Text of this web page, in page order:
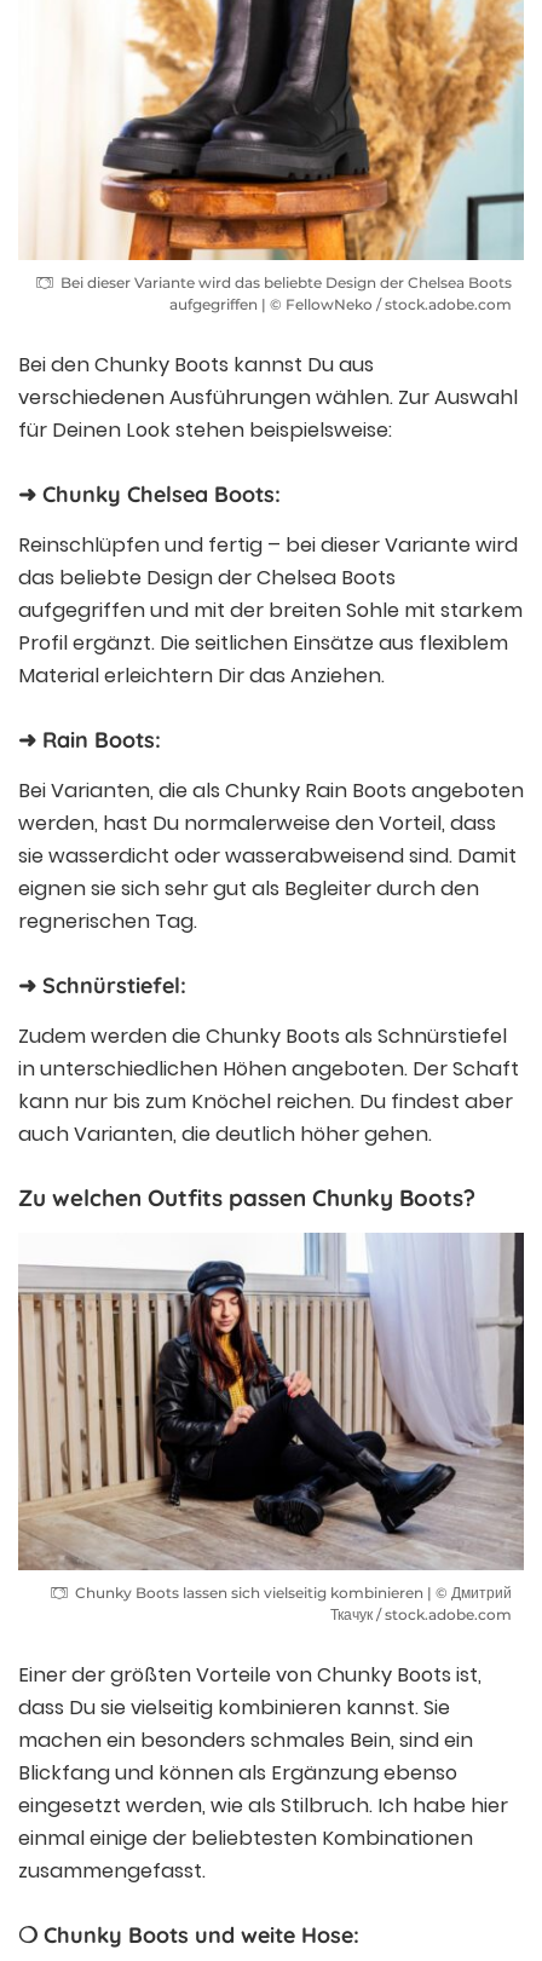
Bei dieser Variante wird das beliebte Design der Chelsea Boots
aufgegriffen | © FellowNeko / stock.adobe.com
Bei den Chunky Boots kannst Du aus
verschiedenen Ausführungen wählen. Zur Auswahl
für Deinen Look stehen beispielsweise:
➜ Chunky Chelsea Boots:
Reinschlüpfen und fertig – bei dieser Variante wird
das beliebte Design der Chelsea Boots
aufgegriffen und mit der breiten Sohle mit starkem
Profil ergänzt. Die seitlichen Einsätze aus flexiblem
Material erleichtern Dir das Anziehen.
➜ Rain Boots:
Bei Varianten, die als Chunky Rain Boots angeboten
werden, hast Du normalerweise den Vorteil, dass
sie wasserdicht oder wasserabweisend sind. Damit
eignen sie sich sehr gut als Begleiter durch den
regnerischen Tag.
➜ Schnürstiefel:
Zudem werden die Chunky Boots als Schnürstiefel
in unterschiedlichen Höhen angeboten. Der Schaft
kann nur bis zum Knöchel reichen. Du findest aber
auch Varianten, die deutlich höher gehen.
Zu welchen Outfits passen Chunky Boots?
Chunky Boots lassen sich vielseitig kombinieren | © Дмитрий
Ткачук / stock.adobe.com
Einer der größten Vorteile von Chunky Boots ist,
dass Du sie vielseitig kombinieren kannst. Sie
machen ein besonders schmales Bein, sind ein
Blickfang und können als Ergänzung ebenso
eingesetzt werden, wie als Stilbruch. Ich habe hier
einmal einige der beliebtesten Kombinationen
zusammengefasst.
❍ Chunky Boots und weite Hose: